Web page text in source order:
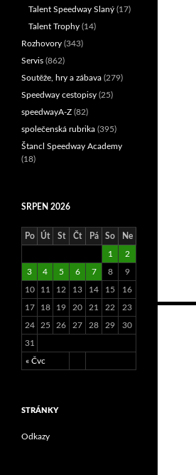
Talent Speedway Slaný (17)
Talent Trophy (14)
Rozhovory (343)
Servis (862)
Soutěže, hry a zábava (279)
Speedway cestopisy (25)
speedwayA-Z (82)
společenská rubrika (395)
Štancl Speedway Academy
(18)
SRPEN 2026
Po Út St Čt Pá So Ne
« Čvc
1 2
3 4 5 6 7 8 9
10 11 12 13 14 15 16
17 18 19 20 21 22 23
24 25 26 27 28 29 30
31
STRÁNKY
Odkazy